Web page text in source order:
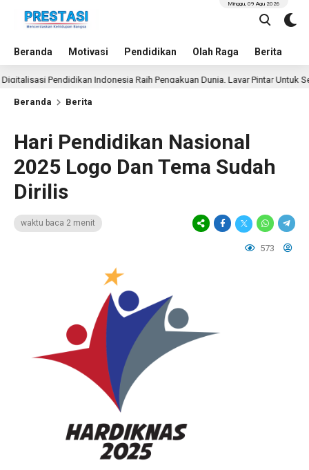
Beranda Motivasi Pendidikan Olah Raga Berita
Minggu, 09 Agu 2026
Pendidikan Indonesia Raih Pengakuan Dunia, Layar Pintar Untuk Semua
Beranda Berita
Hari Pendidikan Nasional
2025 Logo Dan Tema Sudah
Dirilis
waktu baca 2 menit
573